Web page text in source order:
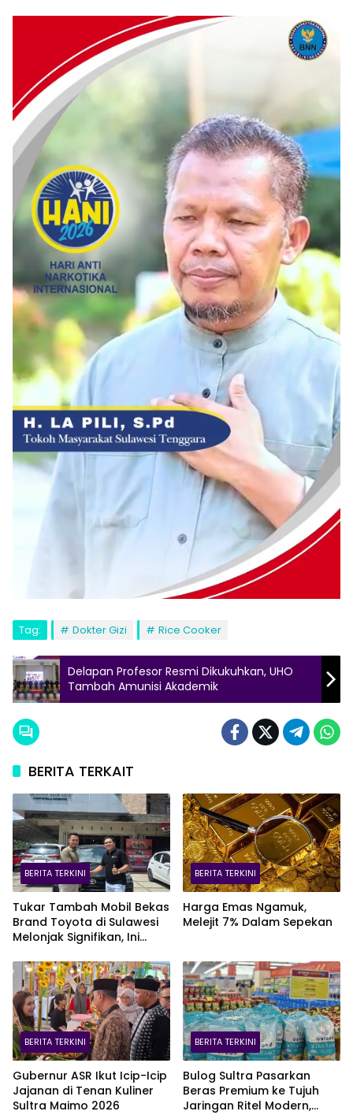
Tag: Dokter Gizi Rice Cooker
Delapan Profesor Resmi Dikukuhkan, UHO
Tambah Amunisi Akademik
BERITA TERKAIT
BERITA TERKINI
Tukar Tambah Mobil Bekas
Brand Toyota di Sulawesi
Melonjak Signifikan, Ini
BERITA TERKINI
Harga Emas Ngamuk,
Melejit 7% Dalam Sepekan
BERITA TERKINI
Gubernur ASR Ikut Icip-Icip
Jajanan di Tenan Kuliner
Sultra Maimo 2026
BERITA TERKINI
Bulog Sultra Pasarkan
Beras Premium ke Tujuh
Jaringan Ritel Modern,